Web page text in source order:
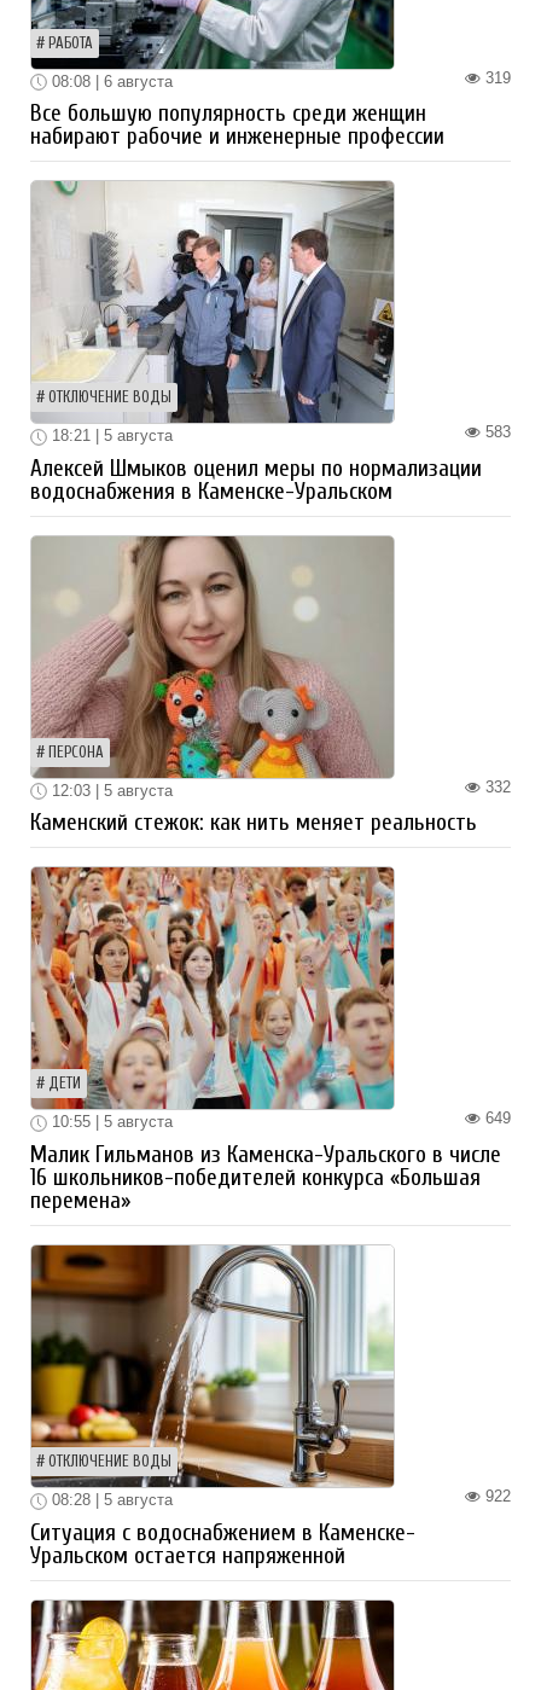
РАБОТА
319
08:08 | 6 августа
Все большую популярность среди женщин
набирают рабочие и инженерные профессии
ОТКЛЮЧЕНИЕ ВОДЫ
583
18:21 | 5 августа
Алексей Шмыков оценил меры по нормализации
водоснабжения в Каменске-Уральском
ПЕРСОНА
332
12:03 | 5 августа
Каменский стежок: как нить меняет реальность
ДЕТИ
649
10:55 | 5 августа
Малик Гильманов из Каменска-Уральского в числе
16 школьников-победителей конкурса «Большая
перемена»
ОТКЛЮЧЕНИЕ ВОДЫ
922
08:28 | 5 августа
Ситуация с водоснабжением в Каменске-
Уральском остается напряженной